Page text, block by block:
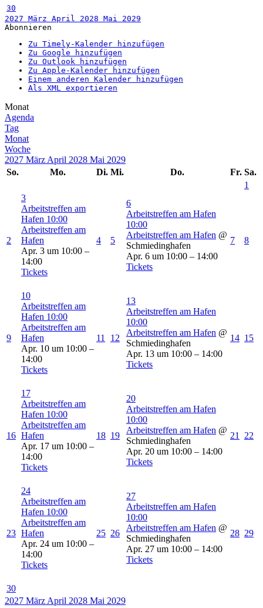
30
2027 März April 2028 Mai 2029
Abonnieren
Zu Timely-Kalender hinzufügen
Zu Google hinzufügen
Zu Outlook hinzufügen
Zu Apple-Kalender hinzufügen
Einem anderen Kalender hinzufügen
Als XML exportieren
Monat
Agenda
Tag
Monat
Woche
2027 März April 2028 Mai 2029
So.
Mo. Di. Mi. Do. Fr. Sa.
1
2
3
Arbeitstreffen am
Hafen 10:00
Arbeitstreffen am
Hafen
Apr. 3 um 10:00 –
14:00
Tickets
4 5
6
Arbeitstreffen am Hafen
10:00
Arbeitstreffen am Hafen @
Schmiedinghafen
Apr. 6 um 10:00 – 14:00
Tickets
7 8
9
10
Arbeitstreffen am
Hafen 10:00
Arbeitstreffen am
Hafen
Apr. 10 um 10:00 –
14:00
Tickets
11 12
13
Arbeitstreffen am Hafen
10:00
Arbeitstreffen am Hafen @
Schmiedinghafen
Apr. 13 um 10:00 – 14:00
Tickets
14 15
16
17
Arbeitstreffen am
Hafen 10:00
Arbeitstreffen am
Hafen
Apr. 17 um 10:00 –
14:00
Tickets
18 19
20
Arbeitstreffen am Hafen
10:00
Arbeitstreffen am Hafen @
Schmiedinghafen
Apr. 20 um 10:00 – 14:00
Tickets
21 22
23
24
Arbeitstreffen am
Hafen 10:00
Arbeitstreffen am
Hafen
Apr. 24 um 10:00 –
14:00
Tickets
25 26
27
Arbeitstreffen am Hafen
10:00
Arbeitstreffen am Hafen @
Schmiedinghafen
Apr. 27 um 10:00 – 14:00
Tickets
28 29
30
2027 März April 2028 Mai 2029